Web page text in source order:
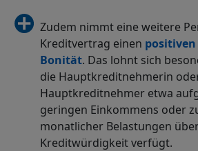
Zudem nimmt eine weitere
Kreditvertrag einen
Bonität. Das lohnt sich
die Hauptkreditnehmerin
Hauptkreditnehmer etwa
geringen Einkommens oder
monatlicher Belastungen
Kreditwürdigkeit verfügt.